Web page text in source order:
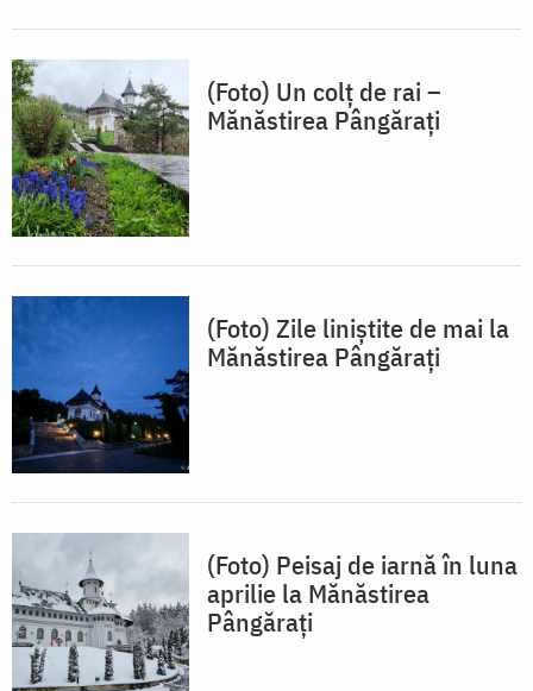
(Foto) Un colț de rai –
Mănăstirea Pângărați
(Foto) Zile liniștite de mai la
Mănăstirea Pângărați
(Foto) Peisaj de iarnă în luna
aprilie la Mănăstirea
Pângărați